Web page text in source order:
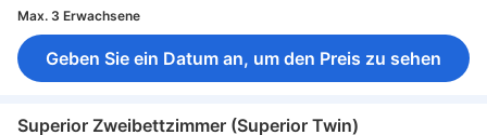
Max. 3 Erwachsene
Geben Sie ein Datum an, um den Preis zu sehen
Superior Zweibettzimmer (Superior Twin)